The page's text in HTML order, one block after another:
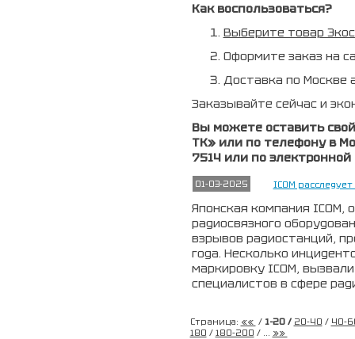
Как воспользоваться?
Выберите товар
Оформите заказ на
Доставка по Москве
Заказывайте сейчас и
Вы можете оставить
ТК» или по телефону в
7514 или по
01-03-2025 ICOM
Японская компания
радиосвязного
взрывов радиостанций,
года. Несколько
маркировку ICOM,
специалистов в сфере
Страница: «« / 1-20 / 20-40 / 40-
180 / 180-200 / ... »»